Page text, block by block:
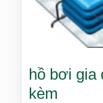
hồ bơi gia
kèm